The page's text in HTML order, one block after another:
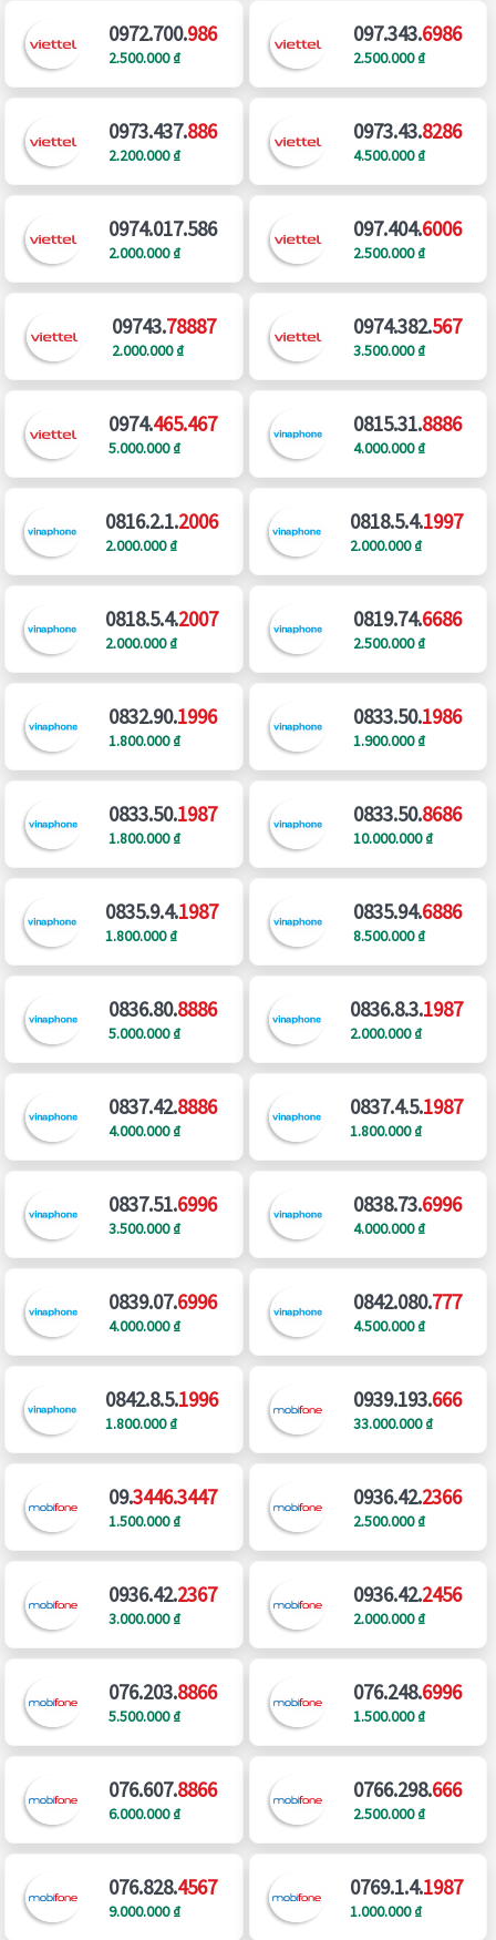
0972.700.986
2.500.000 ₫
097.343.6986
2.500.000 ₫
0973.437.886
2.200.000 ₫
0973.43.8286
4.500.000 ₫
0974.017.586
2.000.000 ₫
097.404.6006
2.500.000 ₫
09743.78887
2.000.000 ₫
0974.382.567
3.500.000 ₫
0974.465.467
5.000.000 ₫
0815.31.8886
4.000.000 ₫
0816.2.1.2006
2.000.000 ₫
0818.5.4.1997
2.000.000 ₫
0818.5.4.2007
2.000.000 ₫
0819.74.6686
2.500.000 ₫
0832.90.1996
1.800.000 ₫
0833.50.1986
1.900.000 ₫
0833.50.1987
1.800.000 ₫
0833.50.8686
10.000.000 ₫
0835.9.4.1987
1.800.000 ₫
0835.94.6886
8.500.000 ₫
0836.80.8886
5.000.000 ₫
0836.8.3.1987
2.000.000 ₫
0837.42.8886
4.000.000 ₫
0837.4.5.1987
1.800.000 ₫
0837.51.6996
3.500.000 ₫
0838.73.6996
4.000.000 ₫
0839.07.6996
4.000.000 ₫
0842.080.777
4.500.000 ₫
0842.8.5.1996
1.800.000 ₫
0939.193.666
33.000.000 ₫
09.3446.3447
1.500.000 ₫
0936.42.2366
2.500.000 ₫
0936.42.2367
3.000.000 ₫
0936.42.2456
2.000.000 ₫
076.203.8866
5.500.000 ₫
076.248.6996
1.500.000 ₫
076.607.8866
6.000.000 ₫
0766.298.666
2.500.000 ₫
076.828.4567
9.000.000 ₫
0769.1.4.1987
1.000.000 ₫